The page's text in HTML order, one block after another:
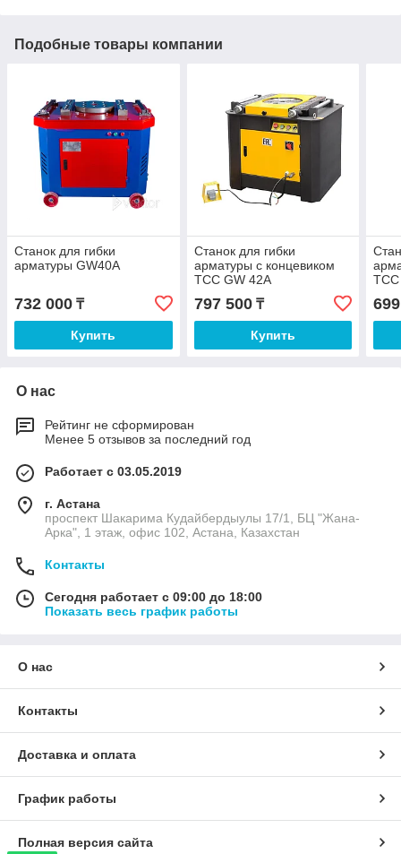
Подобные товары компании
Станок для гибки
арматуры GW40A
732 000 ₸
Купить
Станок для гибки
арматуры с концевиком
ТСС GW 42A
автоматический
797 500₸
Купить
ТСС
О нас
Рейтинг не сформирован
Менее 5 отзывов за последний год
Работает с 03.05.2019
г. Астана
проспект Шакарима Кудайбердыулы 17/1, БЦ "Жана-
Арка", 1 этаж, офис 102, Астана, Казахстан
Контакты
Сегодня работает с 09:00 до 18:00
Показать весь график работы
О нас
Контакты
Доставка и оплата
График работы
Полная версия сайта